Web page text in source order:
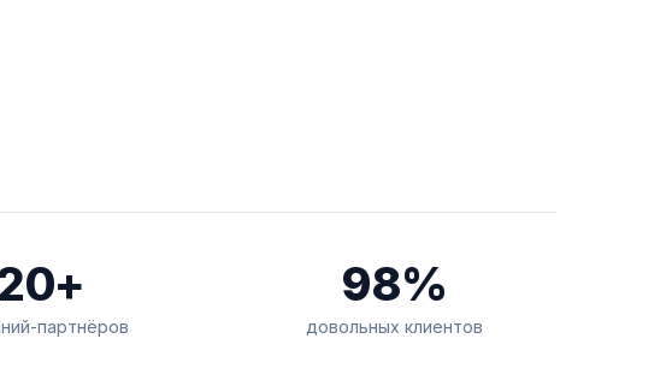
партнёров
98%
довольных клиентов